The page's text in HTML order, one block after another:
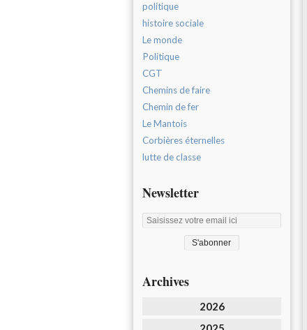
politique
histoire sociale
Le monde
Politique
CGT
Chemins de faire
Chemin de fer
Le Mantois
Corbières éternelles
lutte de classe
Newsletter
Archives
2026